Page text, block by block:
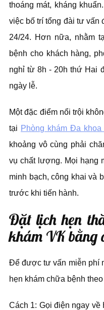
thoáng mát, kháng
việc bố trí tổng đài tư vấn
24/24. Hơn nữa, nhằm
bệnh cho khách hàng,
nghỉ từ 8h - 20h thứ Hai
ngày lễ.
Một đặc điểm nổi trội
tại Phòng khám Đa khoa
khoảng vô cùng phải
vụ chất lượng. Mọi hạng
minh bạch, công khai và
trước khi tiến hành.
Đặt lịch hẹn
khám VK bằng
Để được tư vấn miễn phí
hẹn khám chữa bệnh
Cách 1: Gọi điện ngay về